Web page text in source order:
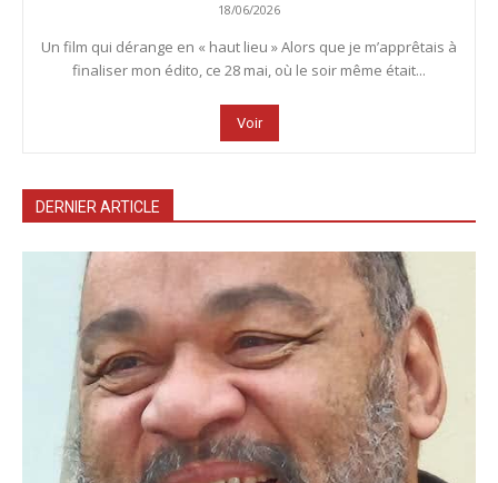
18/06/2026
Un film qui dérange en « haut lieu » Alors que je m’apprêtais à
finaliser mon édito, ce 28 mai, où le soir même était...
Voir
DERNIER ARTICLE